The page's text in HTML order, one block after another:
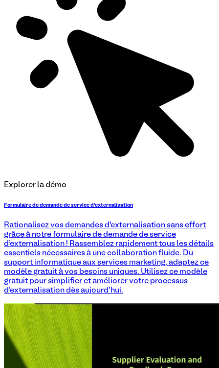
Explorer la démo
Formulaire de demande de service d'externalisation
Rationalisez vos demandes d’externalisation sans effort
grâce à notre formulaire de demande de service
d’externalisation ! Rassemblez rapidement tous les détails
essentiels nécessaires à une collaboration fluide. Du
support informatique aux services marketing, adaptez ce
modèle gratuit à vos besoins uniques. Utilisez ce modèle
gratuit pour simplifier et améliorer votre processus
d'externalisation dès aujourd'hui.